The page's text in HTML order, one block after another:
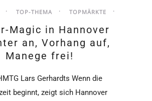
TOP-THEMA TOPMÄRKTE
Magic in Hannover
an, Vorhang auf,
Manege frei!
Lars Gerhardts Wenn die
beginnt, zeigt sich Hannover